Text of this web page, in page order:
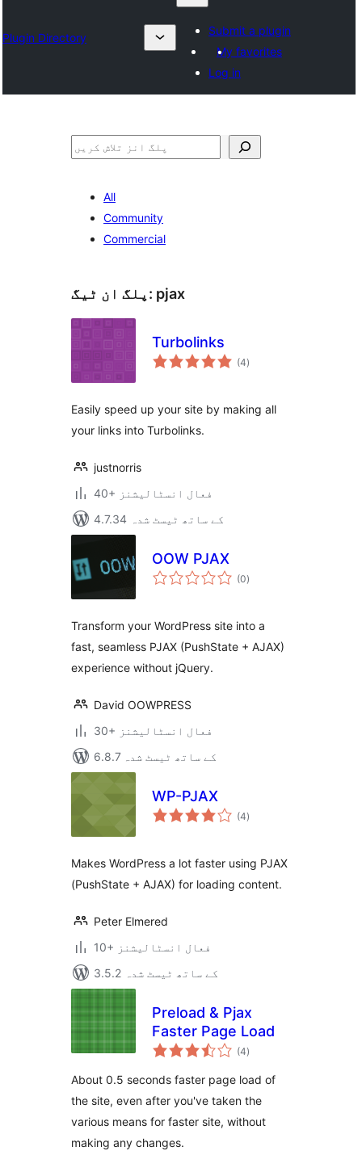
Plugin Directory
Submit a plugin
My favorites
Log in
تلاش
All
Community
Commercial
پلگ ان ٹیگ: pjax
Turbolinks
(4مجموعی
درجہ
)
Easily speed up your site by making all
your links into Turbolinks.
justnorris
40+ فعال انسٹالیشنز
4.7.34 کے ساتھ ٹیسٹ شدہ
OOW PJAX
(0مجموعی
درجہ
)
Transform your WordPress site into a
fast, seamless PJAX (PushState + AJAX)
experience without jQuery.
David OOWPRESS
30+ فعال انسٹالیشنز
6.8.7 کے ساتھ ٹیسٹ شدہ
WP-PJAX
(4مجموعی
درجہ
)
Makes WordPress a lot faster using PJAX
(PushState + AJAX) for loading content.
Peter Elmered
10+ فعال انسٹالیشنز
3.5.2 کے ساتھ ٹیسٹ شدہ
Preload & Pjax
Faster Page Load
(4مجموعی
درجہ
)
About 0.5 seconds faster page load of
the site, even after you've taken the
various means for faster site, without
making any changes.